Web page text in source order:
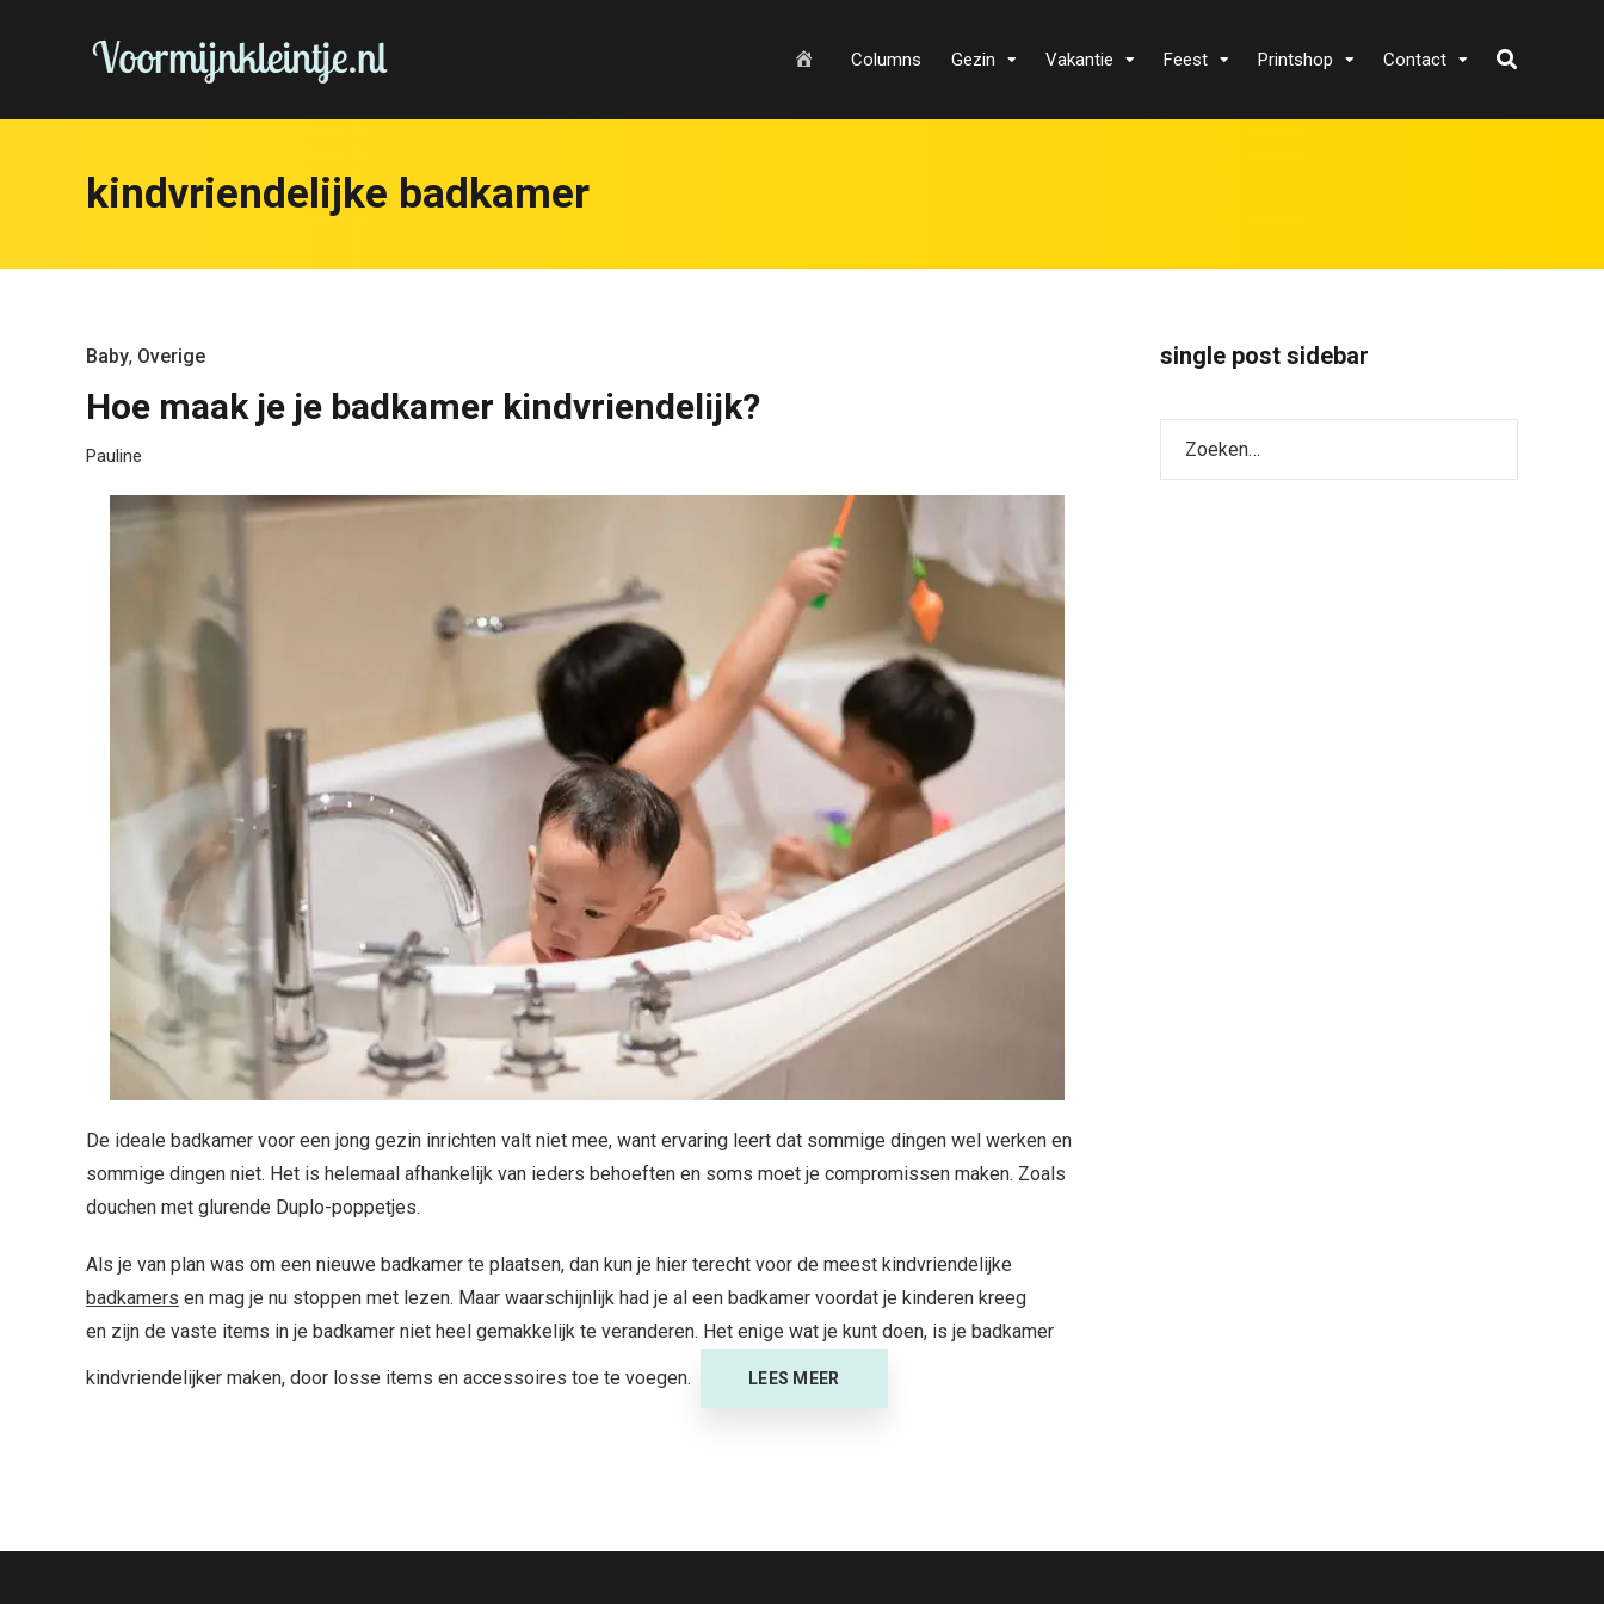
Columns Gezin Vakantie Feest Printshop Contact
kindvriendelijke badkamer
Baby, Overige
Hoe maak je je badkamer kindvriendelijk?
Pauline
De ideale badkamer voor een jong gezin inrichten valt niet mee, want ervaring leert dat sommige dingen wel werken en
sommige dingen niet. Het is helemaal afhankelijk van ieders behoeften en soms moet je compromissen maken. Zoals
douchen met glurende Duplo-poppetjes.
Als je van plan was om een nieuwe badkamer te plaatsen, dan kun je hier terecht voor de meest kindvriendelijke
badkamers en mag je nu stoppen met lezen. Maar waarschijnlijk had je al een badkamer voordat je kinderen kreeg
en zijn de vaste items in je badkamer niet heel gemakkelijk te veranderen. Het enige wat je kunt doen, is je badkamer
kindvriendelijker maken, door losse items en accessoires toe te voegen. LEES MEER
single post sidebar